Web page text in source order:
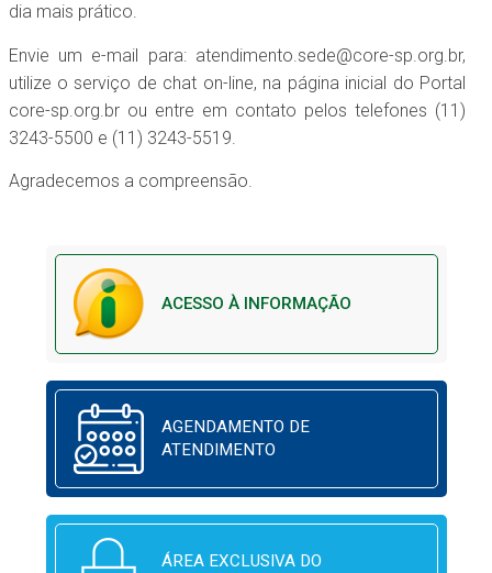
dia mais prático.
Envie um e-mail para: atendimento.sede@core-sp.org.br,
utilize o serviço de chat on-line, na página inicial do Portal
core-sp.org.br ou entre em contato pelos telefones (11)
3243-5500 e (11) 3243-5519.
Agradecemos a compreensão.
ACESSO À INFORMAÇÃO
AGENDAMENTO DE
ATENDIMENTO
ÁREA EXCLUSIVA DO